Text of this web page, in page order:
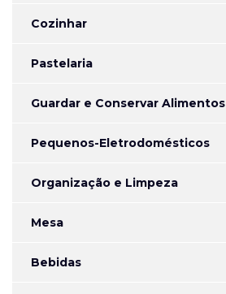
Cozinhar
Pastelaria
Guardar e Conservar Alimentos
Pequenos-Eletrodomésticos
Organização e Limpeza
Mesa
Bebidas